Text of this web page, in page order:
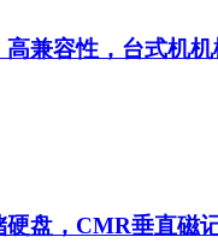
兼容性，台式机
硬盘，CMR垂直磁